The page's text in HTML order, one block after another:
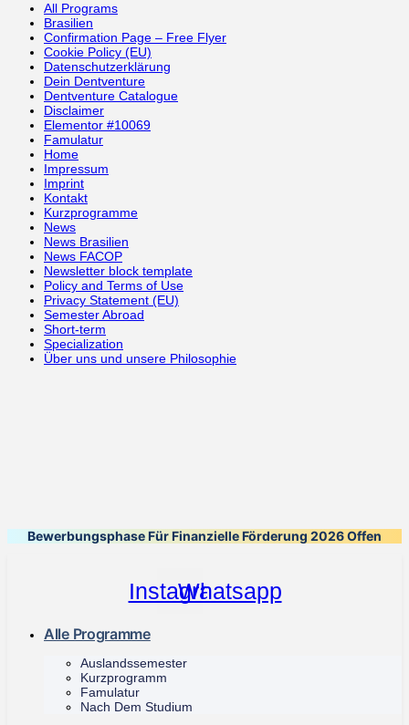
All Programs
Brasilien
Confirmation Page – Free Flyer
Cookie Policy (EU)
Datenschutzerklärung
Dein Dentventure
Dentventure Catalogue
Disclaimer
Elementor #10069
Famulatur
Home
Impressum
Imprint
Kontakt
Kurzprogramme
News
News Brasilien
News FACOP
Newsletter block template
Policy and Terms of Use
Privacy Statement (EU)
Semester Abroad
Short-term
Specialization
Über uns und unsere Philosophie
Bewerbungsphase Für Finanzielle Förderung 2026 Offen
Instagram
Whatsapp
Alle Programme
Auslandssemester
Kurzprogramm
Famulatur
Nach Dem Studium